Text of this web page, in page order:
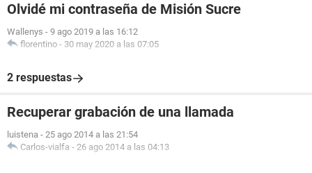
Olvidé mi contraseña de Misión Sucre
Wallenys - 9 ago 2019 a las 16:12
florentino - 30 may 2020 a las 07:05
2 respuestas
Recuperar grabación de una llamada
luistena - 25 ago 2014 a las 21:54
Carlos-vialfa - 26 ago 2014 a las 04:13